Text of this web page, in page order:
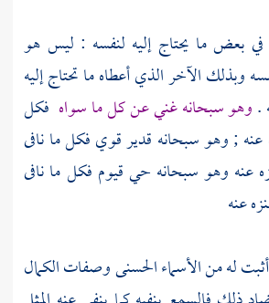
في بعض ما يحتاج إليه لنفسه : ليس هو
وبذلك الآخر الذي أعطاه ما تحتاج إليه
.وهو سبحانه غني عن كل ما سواه فكل
عنه ; وهو سبحانه قدير قوي فكل ما نافى
عنه وهو سبحانه حي قيوم فكل ما نافى
عنه
له من الأسماء الحسنى وصفات الكمال